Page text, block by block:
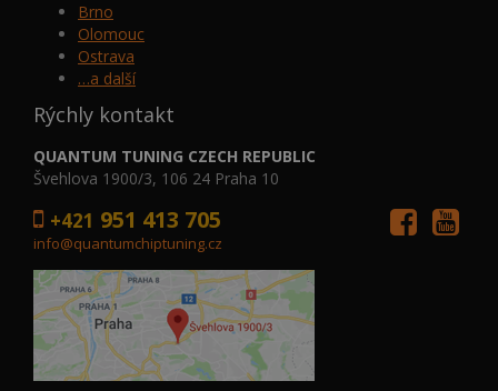
Brno
Olomouc
Ostrava
…a další
Rýchly kontakt
QUANTUM TUNING CZECH REPUBLIC
Švehlova 1900/3, 106 24 Praha 10
+421 951 413 705
info@quantumchiptuning.cz